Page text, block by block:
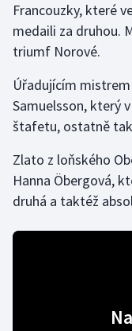
Ostatní
Francouzky, které
medaili za druhou.
triumf Norové.
Úřadujícím
Samuelsson, který
štafetu, ostatně
Zlato z loňského
Hanna Öbergová,
druhá a taktéž